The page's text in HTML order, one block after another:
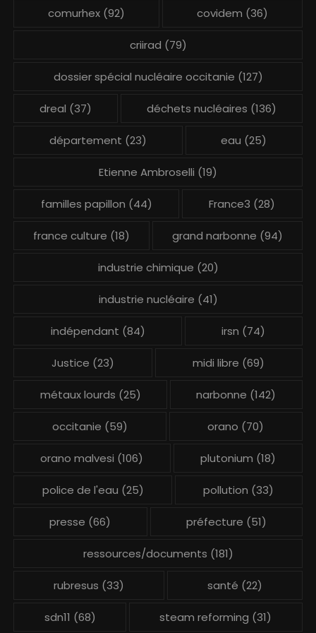
comurhex (92) covidem (36)
criirad (79)
dossier spécial nucléaire occitanie (127)
dreal (37) déchets nucléaires (136)
département (23) eau (25)
Etienne Ambroselli (19)
familles papillon (44) France3 (28)
france culture (18) grand narbonne (94)
industrie chimique (20)
industrie nucléaire (41)
indépendant (84) irsn (74)
Justice (23) midi libre (69)
métaux lourds (25) narbonne (142)
occitanie (59) orano (70)
orano malvesi (106) plutonium (18)
police de l'eau (25) pollution (33)
presse (66) préfecture (51)
ressources/documents (181)
rubresus (33) santé (22)
sdn11 (68) steam reforming (31)